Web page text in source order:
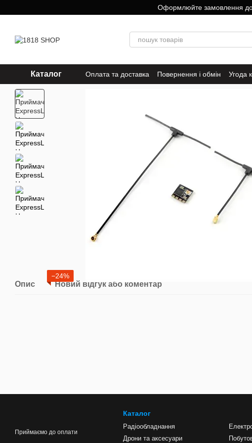
Оформлюйте замовлення до
Каталог Оплата та доставка Повернення і обмін Угода
−24%
Опис Новий відгук або коментар
Приймаємо до оплати
Каталог
Радіообладнання
Дрони та аксесуари